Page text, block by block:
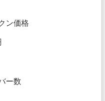
ン価格
ー数